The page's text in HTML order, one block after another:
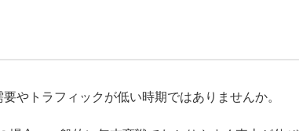
やトラフィックが低い時期ではありませんか。